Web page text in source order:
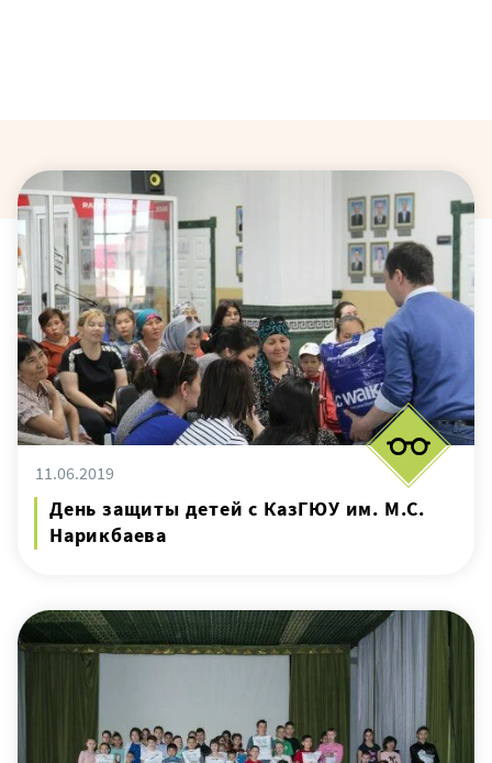
11.06.2019
День защиты детей с КазГЮУ им. М.С.
Нарикбаева